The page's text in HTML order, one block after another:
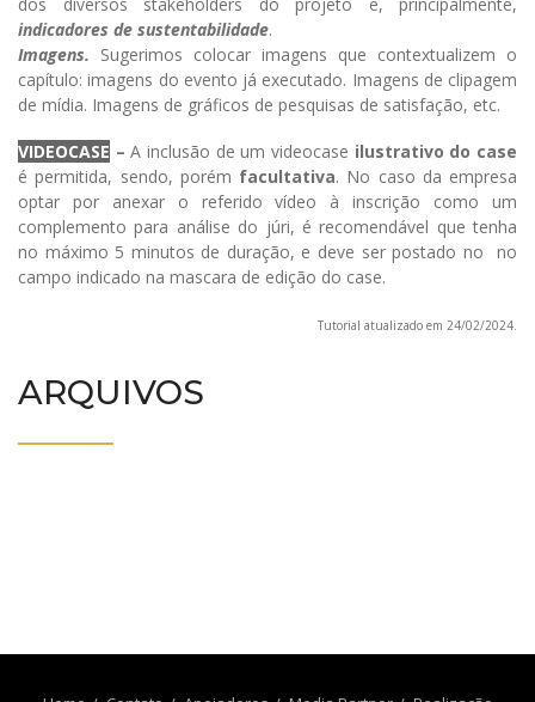
indicadores de sustentabilidade.
Imagens. Sugerimos colocar imagens que contextualizem o
capítulo: imagens do evento já executado. Imagens de clipagem
de mídia. Imagens de gráficos de pesquisas de satisfação, etc.
VIDEOCASE – A inclusão de um videocase ilustrativo do case
é permitida, sendo, porém facultativa. No caso da empresa
optar por anexar o referido vídeo à inscrição como um
complemento para análise do júri, é recomendável que tenha
no máximo 5 minutos de duração, e deve ser postado no no
campo indicado na mascara de edição do case.
Tutorial atualizado em 24/02/2024.
ARQUIVOS